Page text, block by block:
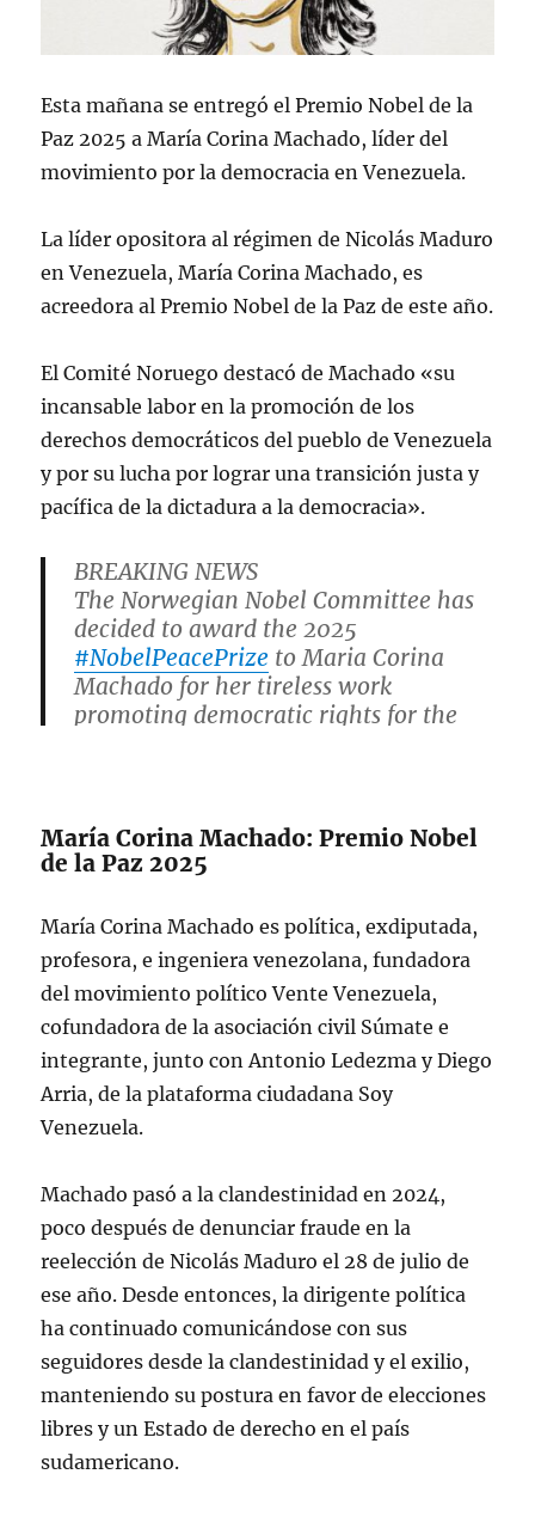
Esta mañana se entregó el Premio Nobel de la
Paz 2025 a María Corina Machado, líder del
movimiento por la democracia en Venezuela.
La líder opositora al régimen de Nicolás Maduro
en Venezuela, María Corina Machado, es
acreedora al Premio Nobel de la Paz de este año.
El Comité Noruego destacó de Machado «su
incansable labor en la promoción de los
derechos democráticos del pueblo de Venezuela
y por su lucha por lograr una transición justa y
pacífica de la dictadura a la democracia».
BREAKING NEWS
The Norwegian Nobel Committee has
decided to award the 2025
#NobelPeacePrize to Maria Corina
Machado for her tireless work
promoting democratic rights for the
pic.twitter.com/Zgth8KNJk9
October 10, 2025
María Corina Machado: Premio Nobel
de la Paz 2025
María Corina Machado es política, exdiputada,
profesora, e ingeniera venezolana, fundadora
del movimiento político Vente Venezuela,
cofundadora de la asociación civil Súmate e
integrante, junto con Antonio Ledezma y Diego
Arria, de la plataforma ciudadana Soy
Venezuela.
Machado pasó a la clandestinidad en 2024,
poco después de denunciar fraude en la
reelección de Nicolás Maduro el 28 de julio de
ese año. Desde entonces, la dirigente política
ha continuado comunicándose con sus
seguidores desde la clandestinidad y el exilio,
manteniendo su postura en favor de elecciones
libres y un Estado de derecho en el país
sudamericano.